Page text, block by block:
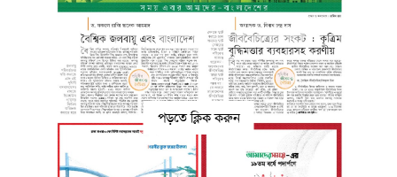
পড়তে ক্লিক করুন